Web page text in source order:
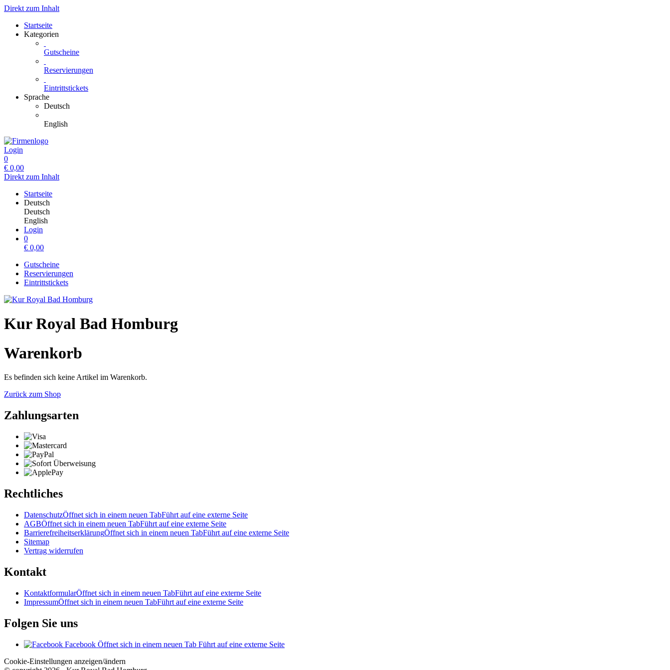
Direkt zum Inhalt
Startseite
Kategorien
Gutscheine
Reservierungen
Eintrittstickets
Sprache
Deutsch
English
Login
0
€ 0,00
Direkt zum Inhalt
Startseite
Deutsch
Deutsch
English
Login
0
€ 0,00
Gutscheine
Reservierungen
Eintrittstickets
Kur Royal Bad Homburg
Warenkorb
Es befinden sich keine Artikel im Warenkorb.
Zurück zum Shop
Zahlungsarten
Rechtliches
DatenschutzÖffnet sich in einem neuen TabFührt auf eine externe Seite
AGBÖffnet sich in einem neuen TabFührt auf eine externe Seite
BarrierefreiheitserklärungÖffnet sich in einem neuen TabFührt auf eine externe Seite
Sitemap
Vertrag widerrufen
Kontakt
KontaktformularÖffnet sich in einem neuen TabFührt auf eine externe Seite
ImpressumÖffnet sich in einem neuen TabFührt auf eine externe Seite
Folgen Sie uns
Facebook Öffnet sich in einem neuen Tab Führt auf eine externe Seite
Cookie-Einstellungen anzeigen/ändern